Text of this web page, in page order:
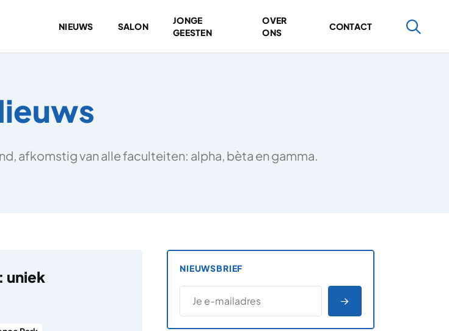
NIEUWS SALON
JONGE
GEESTEN
OVER
ONS
CONTACT
afkomstig van alle faculteiten: alpha, bèta en gamma.
uniek NIEUWSBRIEF
E-MAILADRES
*
AANMELDEN